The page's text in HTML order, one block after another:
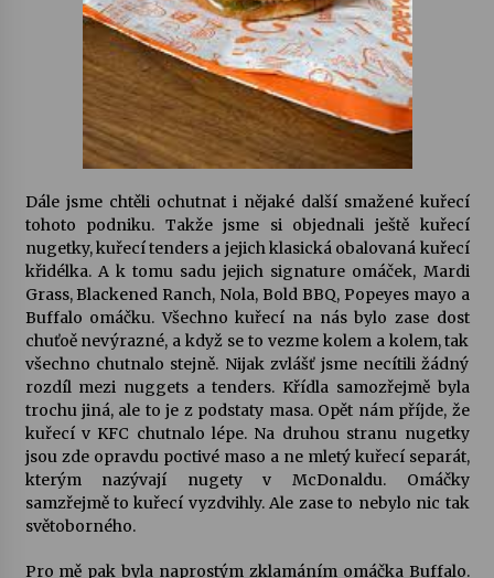
Dále jsme chtěli ochutnat i nějaké další smažené kuřecí
tohoto podniku. Takže jsme si objednali ještě kuřecí
nugetky, kuřecí tenders a jejich klasická obalovaná kuřecí
křidélka. A k tomu sadu jejich signature omáček, Mardi
Grass, Blackened Ranch, Nola, Bold BBQ, Popeyes mayo a
Buffalo omáčku. Všechno kuřecí na nás bylo zase dost
chuťoě nevýrazné, a když se to vezme kolem a kolem, tak
všechno chutnalo stejně. Nijak zvlášť jsme necítili žádný
rozdíl mezi nuggets a tenders. Křídla samozřejmě byla
trochu jiná, ale to je z podstaty masa. Opět nám příjde, že
kuřecí v KFC chutnalo lépe. Na druhou stranu nugetky
jsou zde opravdu poctivé maso a ne mletý kuřecí separát,
kterým nazývají nugety v McDonaldu. Omáčky
samzřejmě to kuřecí vyzdvihly. Ale zase to nebylo nic tak
světoborného.
Pro mě pak byla naprostým zklamáním omáčka Buffalo.